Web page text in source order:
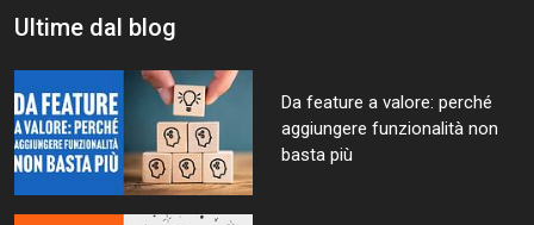
Ultime dal blog
Da feature a valore: perché
aggiungere funzionalità non
basta più